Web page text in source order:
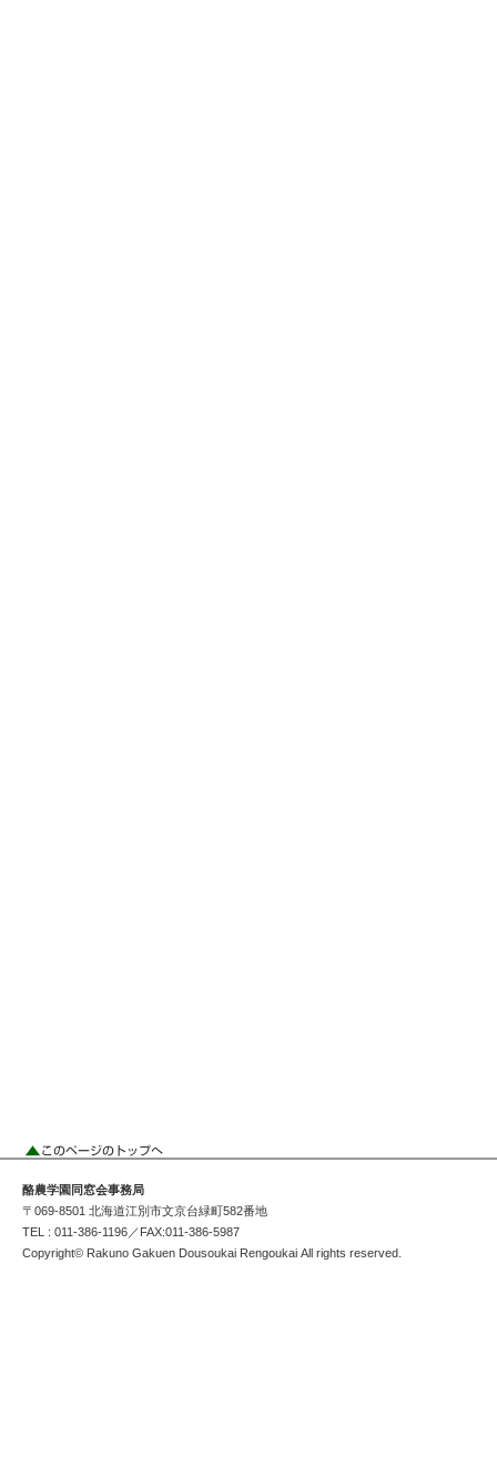
酪農学園同窓会事務局
〒069-8501 北海道江別市文京台緑町582番地
TEL : 011-386-1196／FAX:011-386-5987
Copyright© Rakuno Gakuen Dousoukai Rengoukai All rights reserved.